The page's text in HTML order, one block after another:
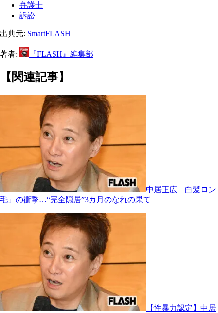
弁護士
訴訟
出典元: SmartFLASH
著者: 『FLASH』編集部
【関連記事】
中居正広「白髪ロン
毛」の衝撃…“完全隠居”3カ月のなれの果て
【性暴力認定】中居